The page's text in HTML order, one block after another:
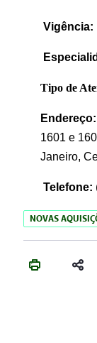
Vigência:
Tipo de
Endereço:
1601 e
Janeiro,
Telefone:
NOVAS